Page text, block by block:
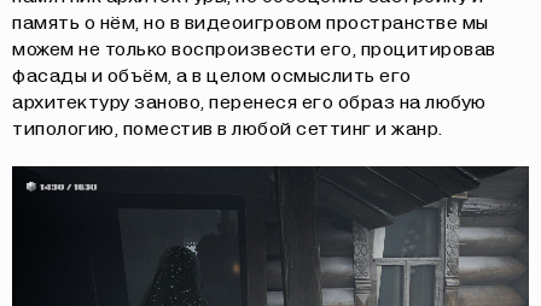
память о нём, но в видеоигровом пространстве мы
можем не только воспроизвести его, процитировав
фасады и объём, а в целом осмыслить его
архитектуру заново, перенеся его образ на любую
типологию, поместив в любой сеттинг и жанр.